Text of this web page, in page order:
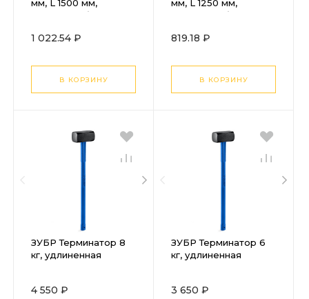
мм, L 1500 мм,
круглый Сибртех
1 022.54 ₽
В КОРЗИНУ
мм, L 1250 мм,
круглый Сибртех
819.18 ₽
В КОРЗИНУ
ЗУБР Терминатор 8
кг, удлиненная
Профессионал
4 550 ₽
ЗУБР Терминатор 6
кг, удлиненная
Профессионал
3 650 ₽